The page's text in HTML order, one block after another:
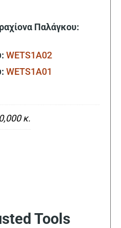
Παλάγκου:
WETS1A02
WETS1A01
κ.
Tools